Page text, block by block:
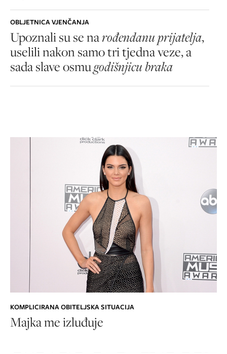
OBLJETNICA VJENČANJA
Upoznali su se narođendanu prijatelja,
uselili nakon samo tri tjedna veze, a
sada slave osmugodišnjicu braka
KOMPLICIRANA OBITELJSKA SITUACIJA
Majka me izluđuje